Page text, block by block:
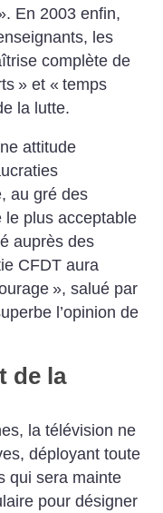
En 2003 enfin,
les
complète de
» et « temps
la lutte.
attitude
au gré des
le plus acceptable
auprès des
CFDT aura
», salué par
l’opinion de
de la
la télévision ne
déployant toute
qui sera mainte
pour désigner